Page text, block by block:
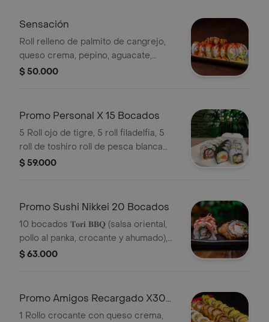
Sensación
Roll relleno de palmito de cangrejo,
queso crema, pepino, aguacate,
coronado con masago, langostinos
$ 50.000
Promo Personal X 15 Bocados
5 Roll ojo de tigre, 5 roll filadelfia, 5
roll de toshiro roll de pesca blanca
apanada, queso crema, masago,
$ 59.000
Promo Sushi Nikkei 20 Bocados
10 bocados 𝐓𝐨𝐫𝐢 𝐁𝐁𝐐 (salsa oriental,
pollo al panka, crocante y ahumado),
10 bocados ceviche roll con leche de
$ 63.000
Promo Amigos Recargado X30
Bocados
1 Rollo crocante con queso crema,